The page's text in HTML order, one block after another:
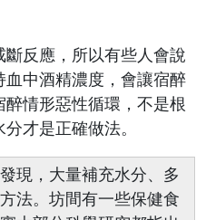
反應，所以有些人會說
中酒精濃度，會讓宿醉
情形惡性循環，不是根
才是正確做法。
現，大量補充水分、多
法。坊間有一些保健食